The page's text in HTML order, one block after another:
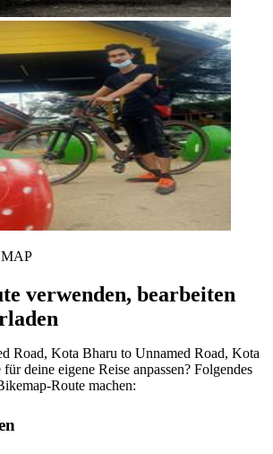
verwenden, bearbeiten
Road, Kota Bharu to Unnamed Road, Kota
deine eigene Reise anpassen? Folgendes
Route machen: